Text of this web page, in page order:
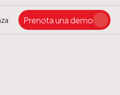
Prenota una demo